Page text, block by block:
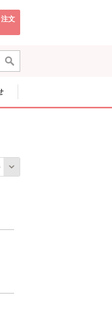
文
ドウで開きます。